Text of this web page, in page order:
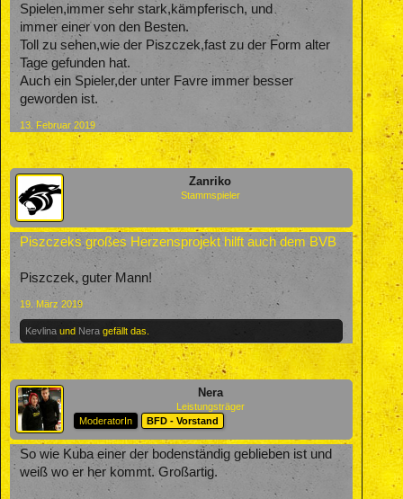
Spielen,immer sehr stark,kämpferisch, und
immer einer von den Besten.
Toll zu sehen,wie der Piszczek,fast zu der Form alter
Tage gefunden hat.
Auch ein Spieler,der unter Favre immer besser
geworden ist.
13. Februar 2019
Zanriko
Stammspieler
Piszczeks großes Herzensprojekt hilft auch dem BVB
Piszczek, guter Mann!
19. März 2019
Kevlina und Nera gefällt das.
Nera
Leistungsträger
ModeratorIn
BFD - Vorstand
So wie Kuba einer der bodenständig geblieben ist und
weiß wo er her kommt. Großartig.